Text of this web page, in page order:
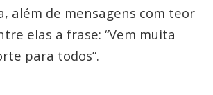
além de mensagens com teor
elas a frase: “Vem muita
para todos”.